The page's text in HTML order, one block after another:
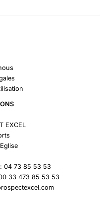
EXCEL
04 73 85 53 53
33 473 85 53 53